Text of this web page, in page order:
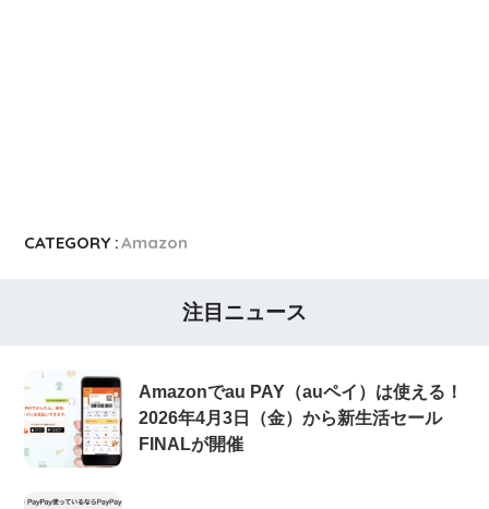
CATEGORY :Amazon
注目ニュース
Amazonでau PAY（auペイ）は使える！
2026年4月3日（金）から新生活セール
FINALが開催